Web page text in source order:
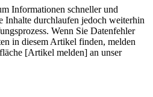
Informationen schneller und
Inhalte durchlaufen jedoch weiterhin
Wenn Sie Datenfehler
in diesem Artikel finden, melden
[Artikel melden] an unser